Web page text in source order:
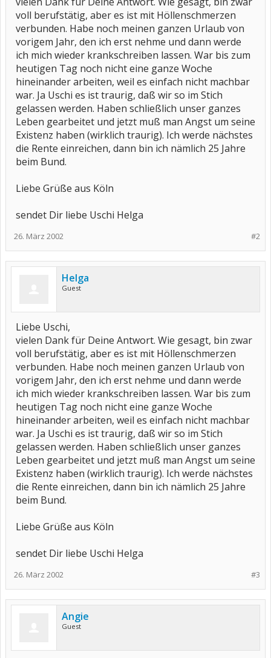
voll berufstätig, aber es ist mit Höllenschmerzen
verbunden. Habe noch meinen ganzen Urlaub von
vorigem Jahr, den ich erst nehme und dann werde
ich mich wieder krankschreiben lassen. War bis zum
heutigen Tag noch nicht eine ganze Woche
hineinander arbeiten, weil es einfach nicht machbar
war. Ja Uschi es ist traurig, daß wir so im Stich
gelassen werden. Haben schließlich unser ganzes
Leben gearbeitet und jetzt muß man Angst um seine
Existenz haben (wirklich traurig). Ich werde nächstes
die Rente einreichen, dann bin ich nämlich 25 Jahre
beim Bund.
Liebe Grüße aus Köln
sendet Dir liebe Uschi Helga
#2
26. März 2002
Helga
Guest
Liebe Uschi,
vielen Dank für Deine Antwort. Wie gesagt, bin zwar
voll berufstätig, aber es ist mit Höllenschmerzen
verbunden. Habe noch meinen ganzen Urlaub von
vorigem Jahr, den ich erst nehme und dann werde
ich mich wieder krankschreiben lassen. War bis zum
heutigen Tag noch nicht eine ganze Woche
hineinander arbeiten, weil es einfach nicht machbar
war. Ja Uschi es ist traurig, daß wir so im Stich
gelassen werden. Haben schließlich unser ganzes
Leben gearbeitet und jetzt muß man Angst um seine
Existenz haben (wirklich traurig). Ich werde nächstes
die Rente einreichen, dann bin ich nämlich 25 Jahre
beim Bund.
Liebe Grüße aus Köln
sendet Dir liebe Uschi Helga
#3
26. März 2002
Angie
Guest